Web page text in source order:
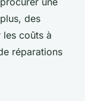
des
coûts à
réparations